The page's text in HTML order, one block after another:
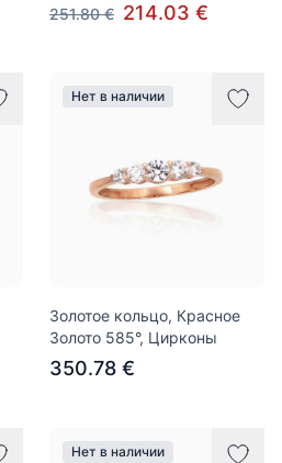
251.80 € 214.03 €
Нет в наличии
Золотое кольцо, Красное
Золото 585°, Цирконы
350.78 €
Нет в наличии